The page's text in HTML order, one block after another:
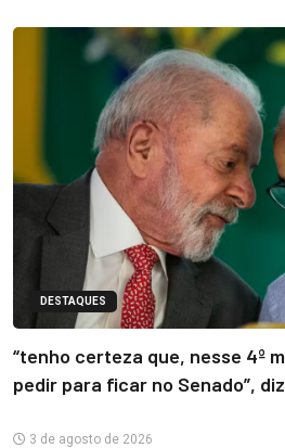
DESTAQUES
“tenho certeza que, nesse 4º
pedir para ficar no Senado”,
3 de agosto de 2026